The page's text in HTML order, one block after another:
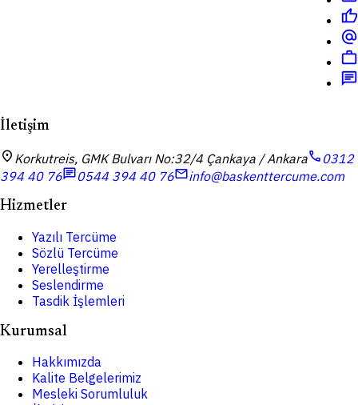
thumb_up
alternate_email
work
chat
İletişim
location_on Korkutreis, GMK Bulvarı No:32/4 Çankaya / Ankaracall 0312
394 40 76chat0544 394 40 76mailinfo@baskenttercume.com
Hizmetler
Yazılı Tercüme
Sözlü Tercüme
Yerelleştirme
Seslendirme
Tasdik İşlemleri
Kurumsal
Hakkımızda
Kalite Belgelerimiz
Mesleki Sorumluluk